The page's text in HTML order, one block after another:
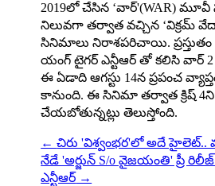
2019లో చేసిన ‘వార్'(WAR)
నిలువగా తర్వాత వచ్చిన ‘విక్రమ్
సినిమాలు నిరాశపరిచాయి.
యంగ్ టైగర్ ఎన్టీఆర్ తో కలిసి వార్
ఈ ఏడాది ఆగస్టు 14న ప్రపంచ
కానుంది. ఈ సినిమా తర్వాత క్రిష్
చేయబోతున్నట్లు తెలుస్తోంది.
←చిరు 'విశ్వంభర'లో అదే హైలెట్..
నేడే 'అర్జున్ S/o వైజయంతి' ప్రీ
ఎన్టీఆర్ →